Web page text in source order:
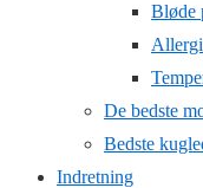
Bløde
De bedste
Bedste
Indretning